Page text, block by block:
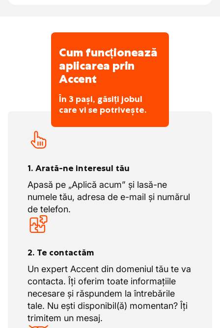
Avantaje suplimentare atractive
Atelier modern și bine echipat
Unelte de calitate și materiale profesionale
Posibilități de formare adaptate talentelor
Lucru într-o echipă unde cunoștințele se
împărtășesc și colegii se ajută reciproc
în atelier
intervenții la fața locului
cazul unor probleme tehnice
Cum funcționează
aplicarea prin
Accent
În 3 pași, găsiți jobul
care vi se potrivește.
1. Arată-ne interesul tău
Apasă pe „Aplică acum” și lasă-ne
numele tău, adresa de e-mail și numărul
de telefon.
2. Te contactăm
Un expert Accent din domeniul tău te va
contacta. Îți oferim toate informațiile
necesare și răspundem la întrebările
tale. Nu ești disponibil(ă) momentan? Îți
trimitem un mesaj.